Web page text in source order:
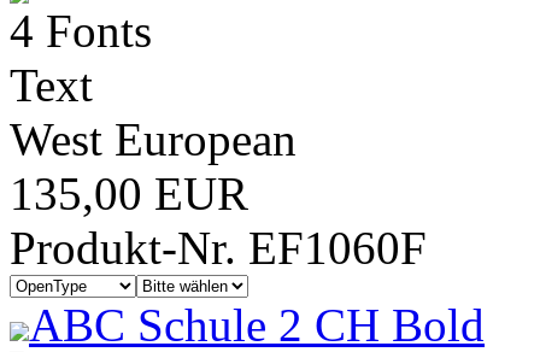
4 Fonts
Text
West European
135,00 EUR
Produkt-Nr. EF1060F
ABC Schule 2 CH Bold